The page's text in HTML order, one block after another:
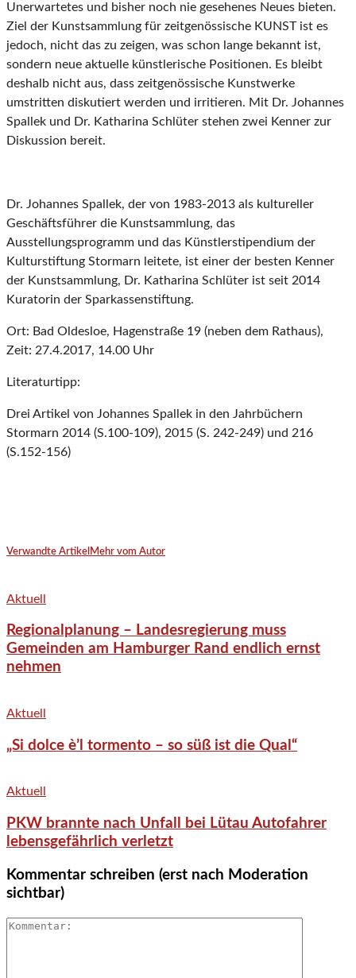
Unerwartetes und bisher noch nie gesehenes Neues bieten.
Ziel der Kunstsammlung für zeitgenössische KUNST ist es
jedoch, nicht das zu zeigen, was schon lange bekannt ist,
sondern neue aktuelle künstlerische Positionen. Es bleibt
deshalb nicht aus, dass zeitgenössische Kunstwerke
umstritten diskutiert werden und irritieren. Mit Dr. Johannes
Spallek und Dr. Katharina Schlüter stehen zwei Kenner zur
Diskussion bereit.
Dr. Johannes Spallek, der von 1983-2013 als kultureller
Geschäftsführer die Kunstsammlung, das
Ausstellungsprogramm und das Künstlerstipendium der
Kulturstiftung Stormarn leitete, ist einer der besten Kenner
der Kunstsammlung, Dr. Katharina Schlüter ist seit 2014
Kuratorin der Sparkassenstiftung.
Ort: Bad Oldesloe, Hagenstraße 19 (neben dem Rathaus),
Zeit: 27.4.2017, 14.00 Uhr
Literaturtipp:
Drei Artikel von Johannes Spallek in den Jahrbüchern
Stormarn 2014 (S.100-109), 2015 (S. 242-249) und 216
(S.152-156)
Verwandte Artikel Mehr vom Autor
Aktuell
Regionalplanung – Landesregierung muss
Gemeinden am Hamburger Rand endlich ernst
nehmen
Aktuell
„Si dolce è’l tormento – so süß ist die Qual“
Aktuell
PKW brannte nach Unfall bei Lütau Autofahrer
lebensgefährlich verletzt
Kommentar schreiben (erst nach Moderation
sichtbar)